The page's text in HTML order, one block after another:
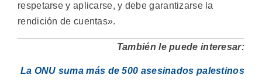
respetarse y aplicarse, y debe garantizarse la
rendición de cuentas».
También le puede interesar:
La ONU suma más de 500 asesinados palestinos